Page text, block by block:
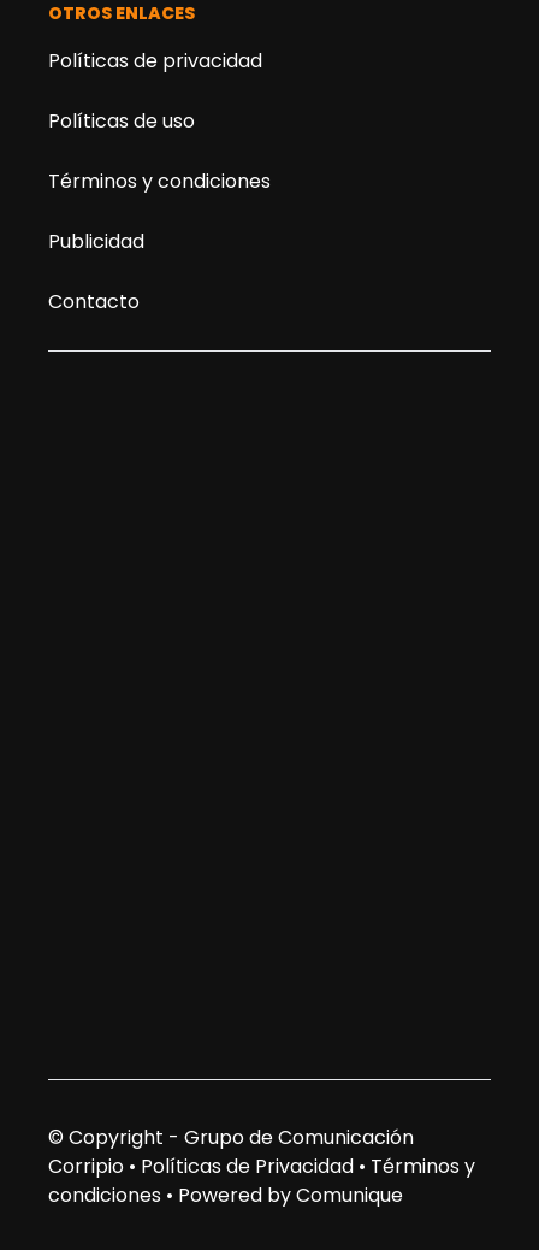
OTROS ENLACES
Políticas de privacidad
Políticas de uso
Términos y condiciones
Publicidad
Contacto
© Copyright - Grupo de Comunicación
Corripio • Políticas de Privacidad • Términos y
condiciones • Powered by Comunique